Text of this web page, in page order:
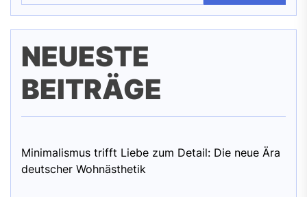
NEUESTE
BEITRÄGE
Minimalismus trifft Liebe zum Detail: Die neue Ära
deutscher Wohnästhetik